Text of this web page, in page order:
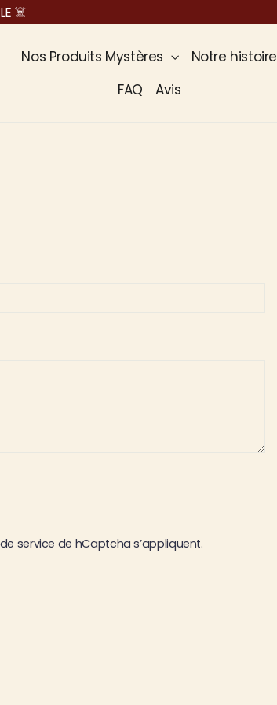
☠️
Nos Produits Mystères
Notre histoire
FAQ
Avis
service de hCaptcha s’appliquent.